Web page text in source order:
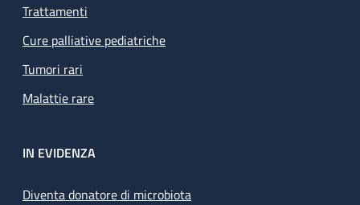
Trattamenti
Cure palliative pediatriche
Tumori rari
Malattie rare
IN EVIDENZA
Diventa donatore di microbiota